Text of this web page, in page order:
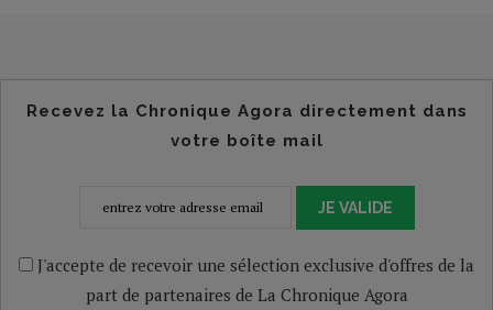
Recevez la Chronique Agora directement dans
votre boîte mail
JE VALIDE
J'accepte de recevoir une sélection exclusive d'offres de la
part de partenaires de La Chronique Agora